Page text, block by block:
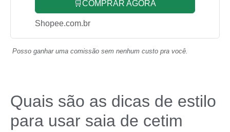
🛒COMPRAR AGORA
Shopee.com.br
Posso ganhar uma comissão sem nenhum custo pra você.
Quais são as dicas de estilo
para usar saia de cetim